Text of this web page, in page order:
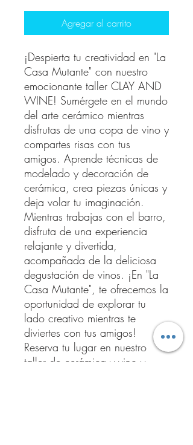
Agregar al carrito
¡Despierta tu creatividad en "La
Casa Mutante" con nuestro
emocionante taller CLAY AND
WINE! Sumérgete en el mundo
del arte cerámico mientras
disfrutas de una copa de vino y
compartes risas con tus
amigos. Aprende técnicas de
modelado y decoración de
cerámica, crea piezas únicas y
deja volar tu imaginación.
Mientras trabajas con el barro,
disfruta de una experiencia
relajante y divertida,
acompañada de la deliciosa
degustación de vinos. ¡En "La
Casa Mutante", te ofrecemos la
oportunidad de explorar tu
lado creativo mientras te
diviertes con tus amigos!
Reserva tu lugar en nuestro
taller de cerámica y vino y